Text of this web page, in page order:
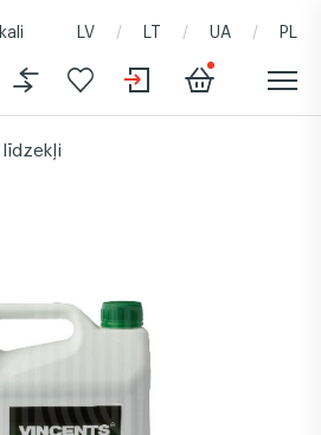
LV LT UA PL